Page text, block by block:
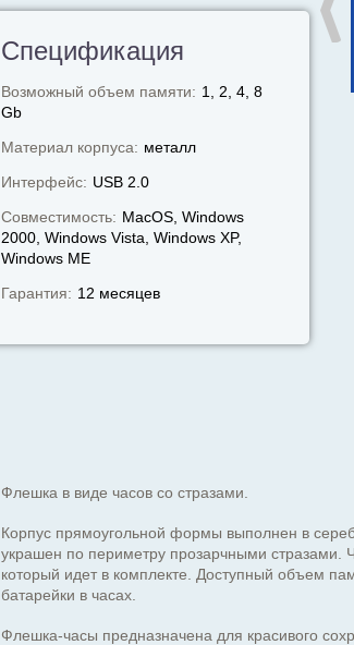
Спецификация
Возможный объем памяти: 1, 2, 4, 8
Gb
Материал корпуса: металл
Интерфейс: USB 2.0
Совместимость: MacOS, Windows
2000, Windows Vista, Windows XP,
Windows МЕ
Гарантия: 12 месяцев
Флешка в виде часов со стразами.
Корпус прямоугольной формы выполнен в
украшен по периметру прозарчными стразами.
который идет в комплекте. Доступный объем
батарейки в часах.
Флешка-часы предназначена для красивого